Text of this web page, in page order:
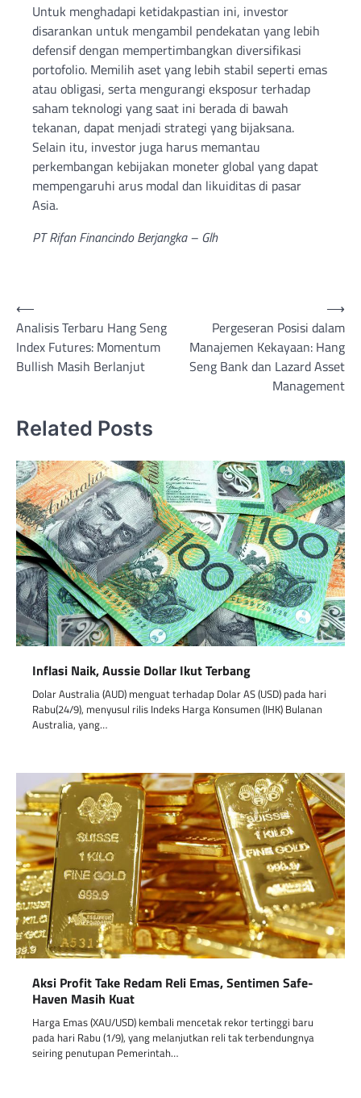
Untuk menghadapi ketidakpastian ini, investor
disarankan untuk mengambil pendekatan yang lebih
defensif dengan mempertimbangkan diversifikasi
portofolio. Memilih aset yang lebih stabil seperti emas
atau obligasi, serta mengurangi eksposur terhadap
saham teknologi yang saat ini berada di bawah
tekanan, dapat menjadi strategi yang bijaksana.
Selain itu, investor juga harus memantau
perkembangan kebijakan moneter global yang dapat
mempengaruhi arus modal dan likuiditas di pasar
Asia.
PT Rifan Financindo Berjangka – Glh
Post
navigation
⟵
Analisis Terbaru Hang Seng
Index Futures: Momentum
Bullish Masih Berlanjut
Pergeseran Posisi dalam
Manajemen Kekayaan: Hang
Seng Bank dan Lazard Asset
Management
⟶
Related Posts
Inflasi Naik, Aussie Dollar Ikut Terbang
Dolar Australia (AUD) menguat terhadap Dolar AS (USD) pada hari
Rabu(24/9), menyusul rilis Indeks Harga Konsumen (IHK) Bulanan
Australia, yang…
Aksi Profit Take Redam Reli Emas, Sentimen Safe-
Haven Masih Kuat
Harga Emas (XAU/USD) kembali mencetak rekor tertinggi baru
pada hari Rabu (1/9), yang melanjutkan reli tak terbendungnya
seiring penutupan Pemerintah…